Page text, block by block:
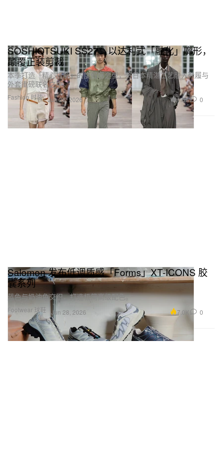
Fashion 时装
SOSHIOTSUKI SS27：以达利式「融化」廓形，
颠覆正装剪裁
本季打造「精心拆解」的度假感造型，将日本精湛工艺融入鞋履与
外套重磅联名之中。
Jun 28, 2026 1.6K 0
Footwear 球鞋
Salomon 发布低调质感「Forms」XT-ICONS 胶
囊系列
蓝色与奶油色交织，打造极简高级配色。
Jun 28, 2026 7.0K 0